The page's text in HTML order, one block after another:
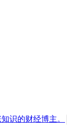
识的财经博主。